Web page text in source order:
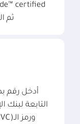
ثم
أدخل رقم
التابعة لبنك